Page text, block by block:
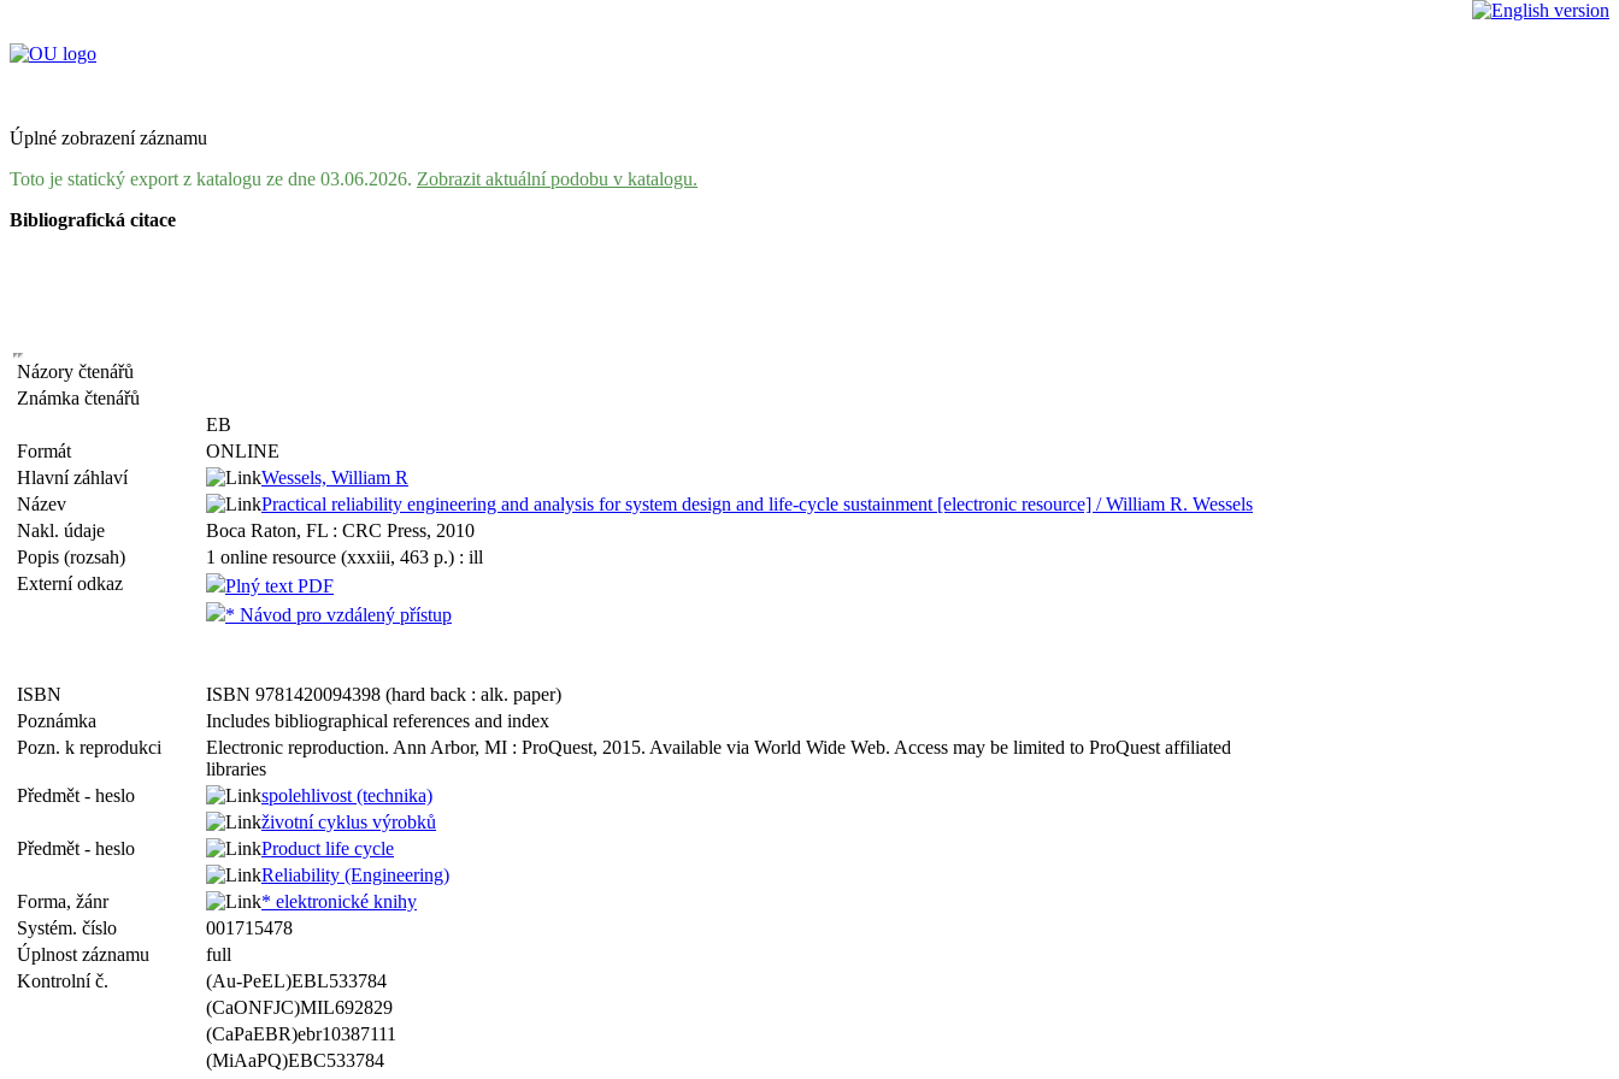
Úplné zobrazení záznamu
Toto je statický export z katalogu ze dne 03.06.2026. Zobrazit aktuální podobu v katalogu.
Bibliografická citace
Názory čtenářů
Známka čtenářů
EB
Formát
ONLINE
Hlavní záhlaví
Wessels, William R
Název
Practical reliability engineering and analysis for system design and life-cycle sustainment [electronic resource] / William R. Wessels
Nakl. údaje
Boca Raton, FL : CRC Press, 2010
Popis (rozsah)
1 online resource (xxxiii, 463 p.) : ill
Externí odkaz
Plný text PDF
* Návod pro vzdálený přístup
ISBN
ISBN 9781420094398 (hard back : alk. paper)
Poznámka
Includes bibliographical references and index
Pozn. k reprodukci
Electronic reproduction. Ann Arbor, MI : ProQuest, 2015. Available via World Wide Web. Access may be limited to ProQuest affiliated
libraries
Předmět - heslo
spolehlivost (technika)
životní cyklus výrobků
Předmět - heslo
Product life cycle
Reliability (Engineering)
Forma, žánr
* elektronické knihy
Systém. číslo
001715478
Úplnost záznamu
full
Kontrolní č.
(Au-PeEL)EBL533784
(CaONFJC)MIL692829
(CaPaEBR)ebr10387111
(MiAaPQ)EBC533784